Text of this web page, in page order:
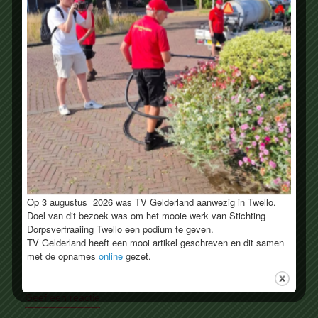
Op 3 augustus 2026 was TV Gelderland aanwezig in Twello.
Doel van dit bezoek was om het mooie werk van Stichting
Dorpsverfraaiing Twello een podium te geven.
TV Gelderland heeft een mooi artikel geschreven en dit samen
met de opnames online gezet.